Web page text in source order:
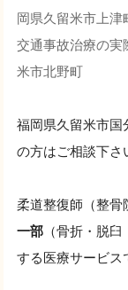
岡県久留米市上津
交通事故治療の実
米市北野町
福岡県久留米市国
の方はご相談下さ
柔道整復師（整骨
一部 （骨折・脱
する医療サービス